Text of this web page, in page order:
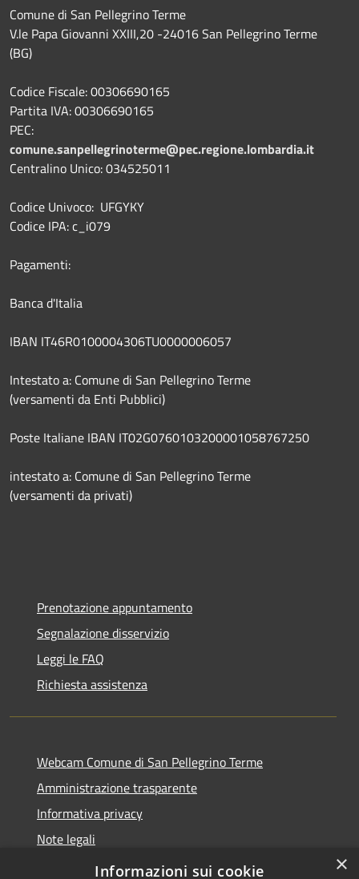
Comune di San Pellegrino Terme
V.le Papa Giovanni XXIII,20 -24016 San Pellegrino Terme
(BG)
Codice Fiscale: 00306690165
Partita IVA: 00306690165
PEC:
comune.sanpellegrinoterme@pec.regione.lombardia.it
Centralino Unico: 034525011
Codice Univoco: UFGYKY
Codice IPA: c_i079
Pagamenti:
Banca d'Italia
IBAN IT46R0100004306TU0000006057
Intestato a: Comune di San Pellegrino Terme
(versamenti da Enti Pubblici)
Poste Italiane IBAN IT02G0760103200001058767250
intestato a: Comune di San Pellegrino Terme
(versamenti da privati)
Prenotazione appuntamento
Segnalazione disservizio
Leggi le FAQ
Richiesta assistenza
Webcam Comune di San Pellegrino Terme
Amministrazione trasparente
Informativa privacy
Note legali
Dichiarazione di accessibilità
×
Informazioni sui cookie